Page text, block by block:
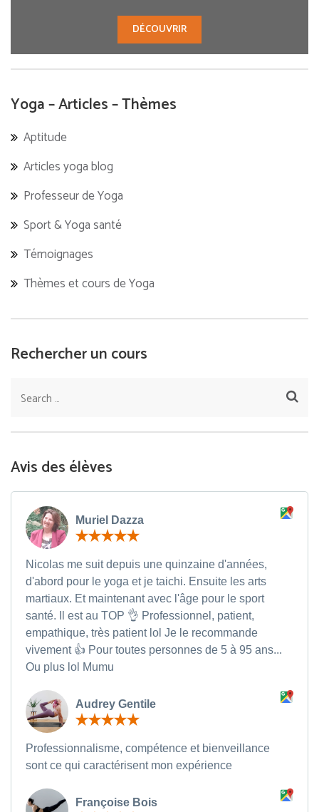
DÉCOUVRIR
Yoga – Articles – Thèmes
Aptitude
Articles yoga blog
Professeur de Yoga
Sport & Yoga santé
Témoignages
Thèmes et cours de Yoga
Rechercher un cours
Avis des élèves
Muriel Dazza
Nicolas me suit depuis une quinzaine d'années,
d'abord pour le yoga et je taichi. Ensuite les arts
martiaux. Et maintenant avec l'âge pour le sport
santé. Il est au TOP 👌 Professionnel, patient,
empathique, très patient lol Je le recommande
vivement 👍 Pour toutes personnes de 5 à 95 ans...
Ou plus lol Mumu
Audrey Gentile
Professionnalisme, compétence et bienveillance
sont ce qui caractérisent mon expérience
Françoise Bois